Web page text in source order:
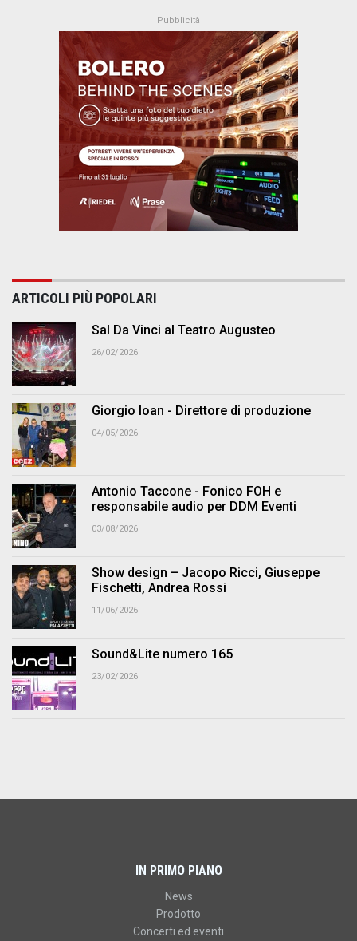
ARTICOLI PIÙ POPOLARI
Sal Da Vinci al Teatro Augusteo
26/02/2026
Giorgio Ioan - Direttore di produzione
04/05/2026
Antonio Taccone - Fonico FOH e
responsabile audio per DDM Eventi
03/08/2026
Show design – Jacopo Ricci, Giuseppe
Fischetti, Andrea Rossi
11/06/2026
Sound&Lite numero 165
23/02/2026
IN PRIMO PIANO
News
Prodotto
Concerti ed eventi